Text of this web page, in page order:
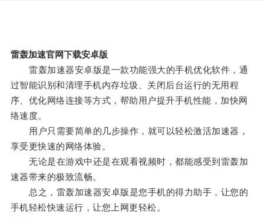
雷轰加速官网下载安卓版
雷轰加速器安卓版是一款功能强大的手机优化软件，通
过智能识别和清理手机内存垃圾、关闭后台运行的无用程
序、优化网络连接等方式，帮助用户提升手机性能，加快网
络速度。
用户只需要简单的几步操作，就可以轻松激活加速器，
享受更快速的网络体验。
无论是在游戏中还是在观看视频时，都能感受到雷轰加
速器带来的极致流畅。
总之，雷轰加速器安卓版是您手机的得力助手，让您的
手机轻松快速运行，让您上网更轻松。